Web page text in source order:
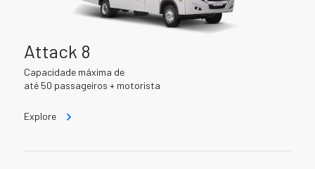
Attack 8
Capacidade máxima de
até 50 passageiros + motorista
Explore